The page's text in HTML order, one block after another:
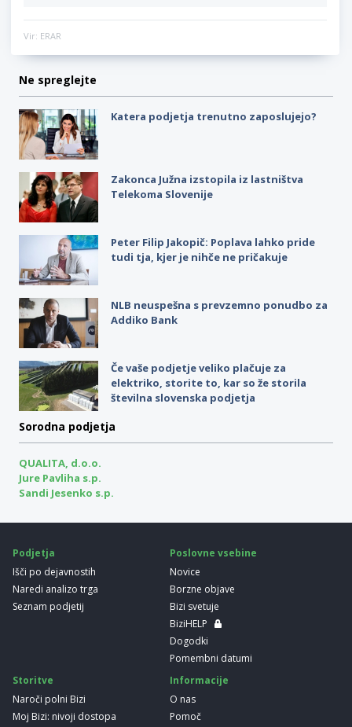
Vir: ERAR
Ne spreglejte
Katera podjetja trenutno zaposlujejo?
Zakonca Južna izstopila iz lastništva
Telekoma Slovenije
Peter Filip Jakopič: Poplava lahko pride
tudi tja, kjer je nihče ne pričakuje
NLB neuspešna s prevzemno ponudbo za
Addiko Bank
Če vaše podjetje veliko plačuje za
elektriko, storite to, kar so že storila
številna slovenska podjetja
Sorodna podjetja
QUALITA, d.o.o.
Jure Pavliha s.p.
Sandi Jesenko s.p.
Podjetja
Išči po dejavnostih
Naredi analizo trga
Seznam podjetij
Poslovne vsebine
Novice
Borzne objave
Bizi svetuje
BiziHELP
Dogodki
Pomembni datumi
Storitve
Naroči polni Bizi
Moj Bizi: nivoji dostopa
Informacije
O nas
Pomoč